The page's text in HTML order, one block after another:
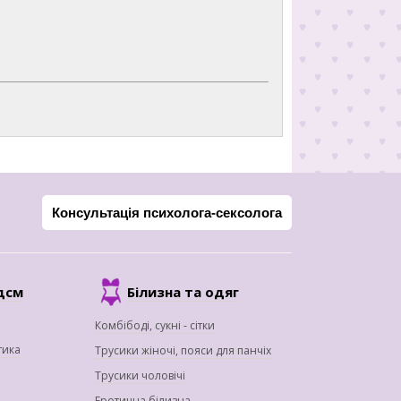
Консультація психолога-сексолога
Білизна та одяг
Комбібоді, сукні - сітки
Трусики жіночі, пояси для панчіх
Трусики чоловічі